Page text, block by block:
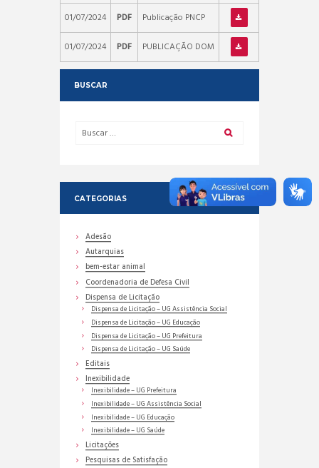
01/07/2024
PDF Publicação PNCP
01/07/2024 PDF PUBLICAÇÃO DOM
BUSCAR
CATEGORIAS
Adesão
Autarquias
bem-estar animal
Coordenadoria de Defesa Civil
Dispensa de Licitação
Dispensa de Licitação – UG Assistência Social
Dispensa de Licitação – UG Educação
Dispensa de Licitação – UG Prefeitura
Dispensa de Licitação – UG Saúde
Editais
Inexibilidade
Inexibilidade – UG Prefeitura
Inexibilidade – UG Assistência Social
Inexibilidade – UG Educação
Inexibilidade – UG Saúde
Licitações
Pesquisas de Satisfação